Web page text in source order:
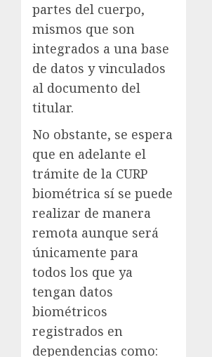
partes del cuerpo,
mismos que son
integrados a una base
de datos y vinculados
al documento del
titular.
No obstante, se espera
que en adelante el
trámite de la CURP
biométrica sí se puede
realizar de manera
remota aunque será
únicamente para
todos los que ya
tengan datos
biométricos
registrados en
dependencias como: